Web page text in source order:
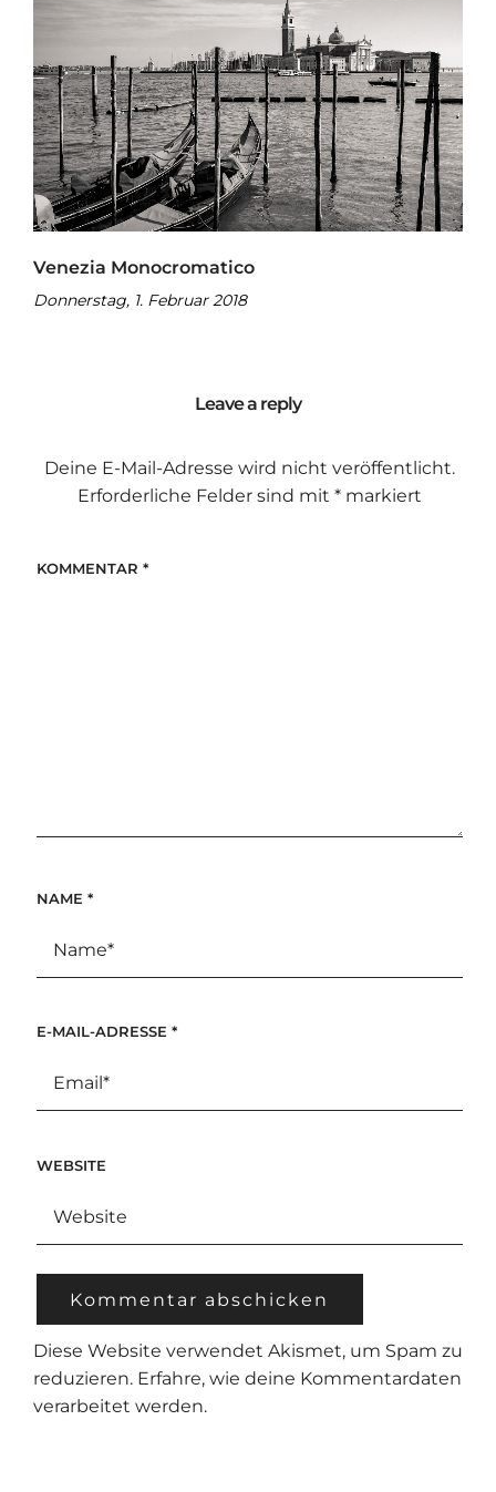
Venezia Monocromatico
Donnerstag, 1. Februar 2018
Leave a reply
Deine E-Mail-Adresse wird nicht veröffentlicht.
Erforderliche Felder sind mit *markiert
KOMMENTAR *
NAME *
E-MAIL-ADRESSE *
WEBSITE
Diese Website verwendet Akismet, um Spam zu
reduzieren. Erfahre, wie deine Kommentardaten
verarbeitet werden.